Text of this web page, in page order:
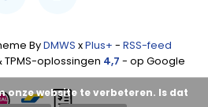
ByDMWS xPlus+ - RSS-feed
oplossingen 4,7 - op Google
onze website te verbeteren. Is dat